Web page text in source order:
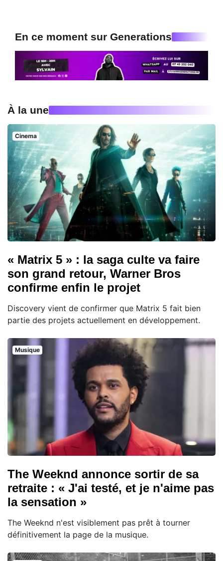
En ce moment sur Generations
À la une
Cinema
« Matrix 5 » : la saga culte va faire
son grand retour, Warner Bros
confirme enfin le projet
Discovery vient de confirmer que Matrix 5 fait bien
partie des projets actuellement en développement.
Musique
The Weeknd annonce sortir de sa
retraite : « J'ai testé, et je n'aime pas
la sensation »
The Weeknd n'est visiblement pas prêt à tourner
définitivement la page de la musique.